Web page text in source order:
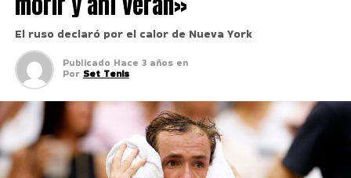
El ruso declaró por el calor de Nueva York
Publicado Hace 3 años en
Por Set Tenis